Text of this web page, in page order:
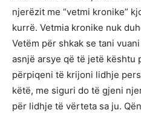
njerëzit me “vetmi kronike”
kurrë. Vetmia kronike nuk
Vetëm për shkak se tani
asnjë arsye që të jetë kështu
përpiqeni të krijoni lidhje
këtë, me siguri do të gjeni
për lidhje të vërteta sa ju.